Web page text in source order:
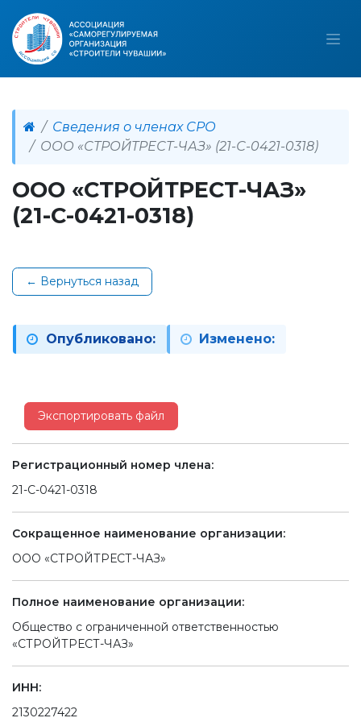
Сведения о членах СРО
ООО «СТРОЙТРЕСТ-ЧАЗ» (21-С-0421-0318)
ООО «СТРОЙТРЕСТ-ЧАЗ»
(21-С-0421-0318)
← Вернуться назад
Опубликовано: Изменено:
Экспортировать файл
Регистрационный номер члена:
21-С-0421-0318
Сокращенное наименование организации:
ООО «СТРОЙТРЕСТ-ЧАЗ»
Полное наименование организации:
Общество с ограниченной ответственностью
«СТРОЙТРЕСТ-ЧАЗ»
ИНН:
2130227422